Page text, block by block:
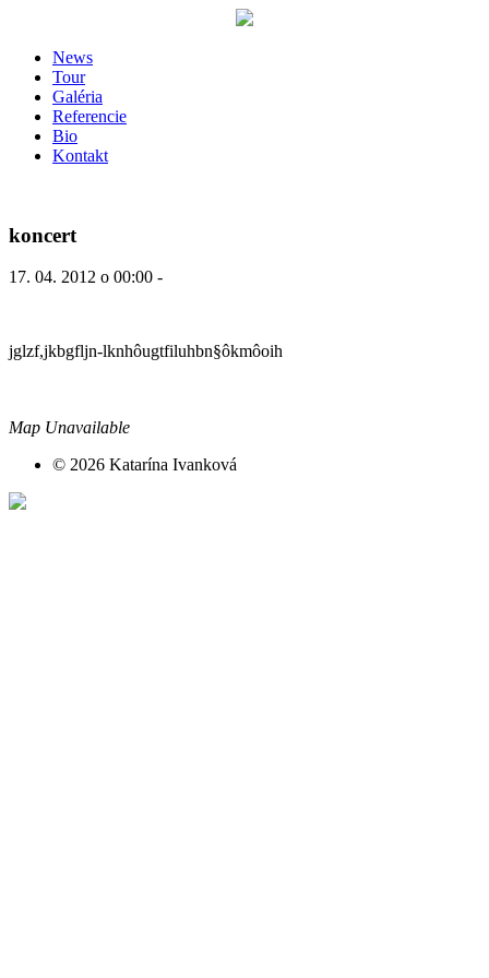
News
Tour
Galéria
Referencie
Bio
Kontakt
koncert
17. 04. 2012 o 00:00 -
jglzf,jkbgfljn-lknhôugtfiluhbn§ôkmôoih
Map Unavailable
© 2026 Katarína Ivanková